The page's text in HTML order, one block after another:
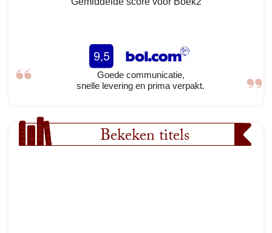
Goede communicatie,
snelle levering en prima verpakt.
Bekeken titels